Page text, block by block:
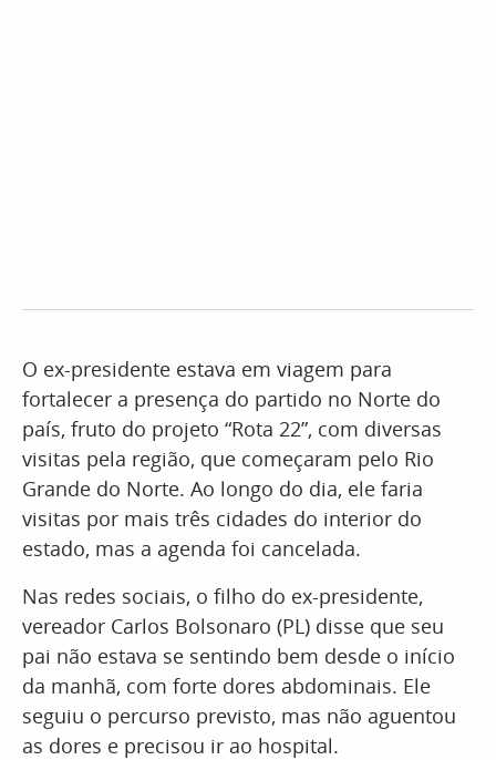
O ex-presidente estava em viagem para
fortalecer a presença do partido no Norte do
país, fruto do projeto “Rota 22”, com diversas
visitas pela região, que começaram pelo Rio
Grande do Norte. Ao longo do dia, ele faria
visitas por mais três cidades do interior do
estado, mas a agenda foi cancelada.
Nas redes sociais, o filho do ex-presidente,
vereador Carlos Bolsonaro (PL) disse que seu
pai não estava se sentindo bem desde o início
da manhã, com forte dores abdominais. Ele
seguiu o percurso previsto, mas não aguentou
as dores e precisou ir ao hospital.